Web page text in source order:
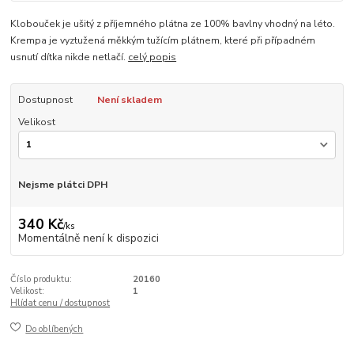
Klobouček je ušitý z příjemného plátna ze 100% bavlny vhodný na léto.
Krempa je vyztužená měkkým tužícím plátnem, které při případném
usnutí dítka nikde netlačí. celý popis
Dostupnost
Není skladem
Velikost
Nejsme plátci DPH
340 Kč/ks
Momentálně není k dispozici
Číslo produktu:
20160
Velikost:
1
Hlídat cenu / dostupnost
Do oblíbených